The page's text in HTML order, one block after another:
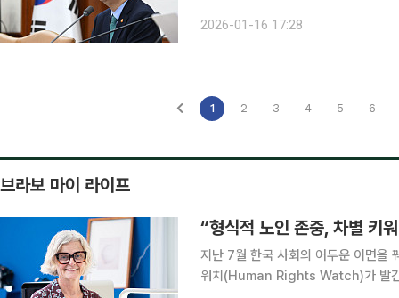
며 이같이 말했다. 구 부총
2026-01-16 17:28
1 2 3 4 5 6
브라보 마이 라이프
“형식적 노인 존중, 차별 키
지난 7월 한국 사회의 어두운 이면을
워치(Human Rights Watch)가 발간